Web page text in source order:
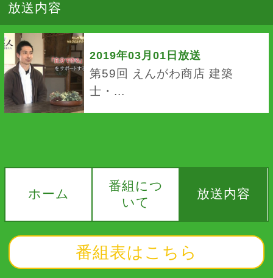
放送内容
2019年03月01日放送
第59回 えんがわ商店 建築
士・...
ホーム
番組につ
いて
放送内容
番組表はこちら